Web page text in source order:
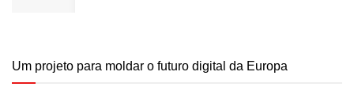
Um projeto para moldar o futuro digital da Europa